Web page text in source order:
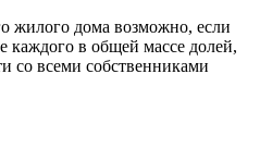
жилого дома возможно, если
каждого в общей массе долей,
со всеми собственниками